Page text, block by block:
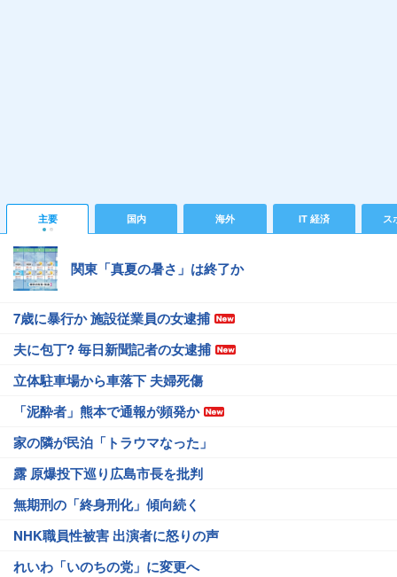
主要 国内 海外 IT 経済 ス
関東「真夏の暑さ」は終了か
7歳に暴行か 施設従業員の女逮捕
夫に包丁? 毎日新聞記者の女逮捕
立体駐車場から車落下 夫婦死傷
「泥酔者」熊本で通報が頻発か
家の隣が民泊「トラウマなった」
露 原爆投下巡り広島市長を批判
無期刑の「終身刑化」傾向続く
NHK職員性被害 出演者に怒りの声
れいわ「いのちの党」に変更へ